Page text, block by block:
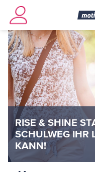
RISE & SHINE
SCHULWEG IHR
KANN!